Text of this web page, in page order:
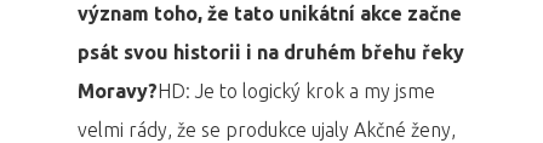
význam toho, že tato unikátní akce začne
psát svou historii i na druhém břehu řeky
Moravy?HD: Je to logický krok a my jsme
velmi rády, že se produkce ujaly Akčné ženy,